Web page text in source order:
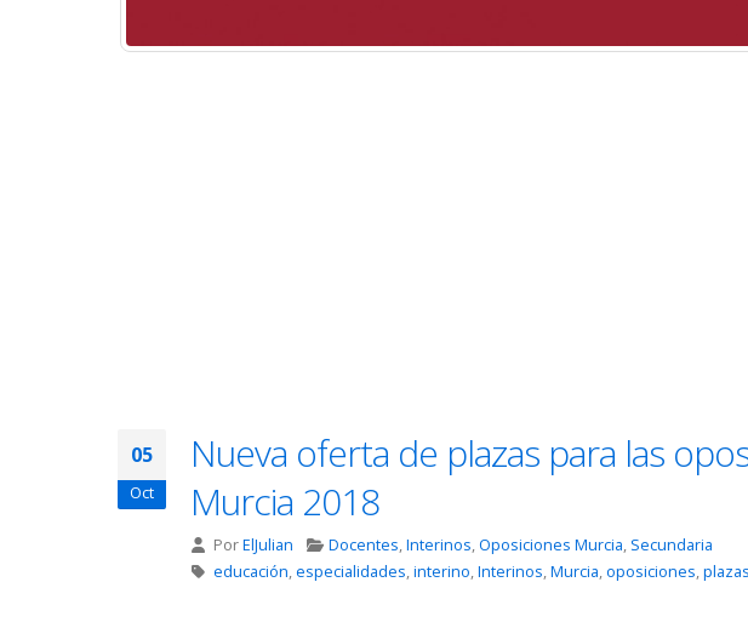
05
Oct
Nueva oferta de plazas para las
Murcia 2018
PorElJulian Docentes,Interinos,Oposiciones Murcia, Secundaria
educación,especialidades,interino,Interinos,Murcia,oposiciones,plazas